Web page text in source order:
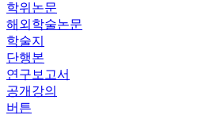
학위논문
해외학술논문
학술지
단행본
연구보고서
공개강의
버튼